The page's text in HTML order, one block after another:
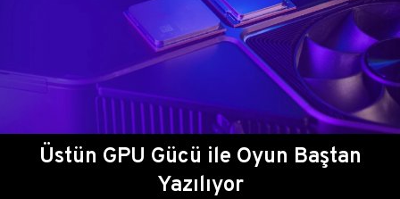
Üstün GPU Gücü ile Oyun Baştan
Yazılıyor